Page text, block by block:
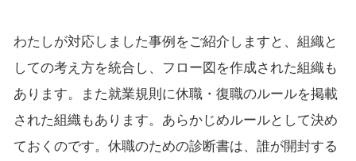
わたしが対応しました事例をご紹介しますと、組織と
しての考え方を統合し、フロー図を作成された組織も
あります。また就業規則に休職・復職のルールを掲載
された組織もあります。あらかじめルールとして決め
ておくのです。休職のための診断書は、誰が開封する